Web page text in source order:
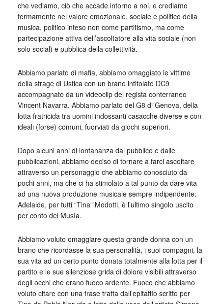
che vediamo, ciò che accade intorno a noi, e crediamo
fermamente nel valore emozionale, sociale e politico della
musica, politico inteso non come partitismo, ma come
partecipazione attiva dell’ascoltatore alla vita sociale (non
solo social) e pubblica della collettività.
Abbiamo parlato di mafia, abbiamo omaggiato le vittime
della strage di Ustica con un brano intitolato DC9
accompagnato da un videoclip del regista conterraneo
Vincent Navarra. Abbiamo parlato del G8 di Genova, della
lotta fratricida tra uomini indossanti casacche diverse e con
ideali (forse) comuni, fuorviati da giochi superiori.
Dopo alcuni anni di lontananza dal pubblico e dalle
pubblicazioni, abbiamo deciso di tornare a farci ascoltare
attraverso un personaggio che abbiamo conosciuto da
pochi anni, ma che ci ha stimolato a tal punto da dare vita
ad una nuova produzione musicale sempre indipendente.
Adelaide, per tutti “Tina” Modotti, è l’ultimo singolo uscito
per conto dei Musìa.
Abbiamo voluto omaggiare questa grande donna con un
brano che ricordasse la sua personalità, i suoi compagni, la
sua vita ad un certo punto donata totalmente alla lotta per il
partito e le sue silenziose grida di dolore visibili attraverso
degli occhi che erano fuoco ardente. Fuoco che abbiamo
voluto citare con una frase tratta dall’epitaffio scritto per